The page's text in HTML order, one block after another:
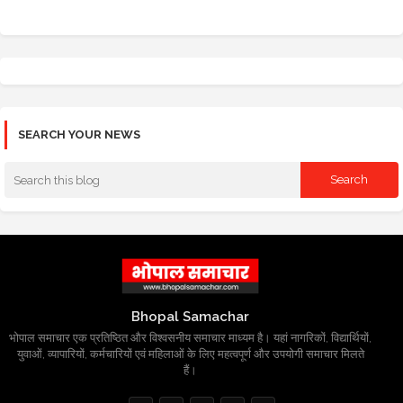
SEARCH YOUR NEWS
Bhopal Samachar
भोपाल समाचार एक प्रतिष्ठित और विश्वसनीय समाचार माध्यम है। यहां नागरिकों, विद्यार्थियों,
युवाओं, व्यापारियों, कर्मचारियों एवं महिलाओं के लिए महत्वपूर्ण और उपयोगी समाचार मिलते
हैं।